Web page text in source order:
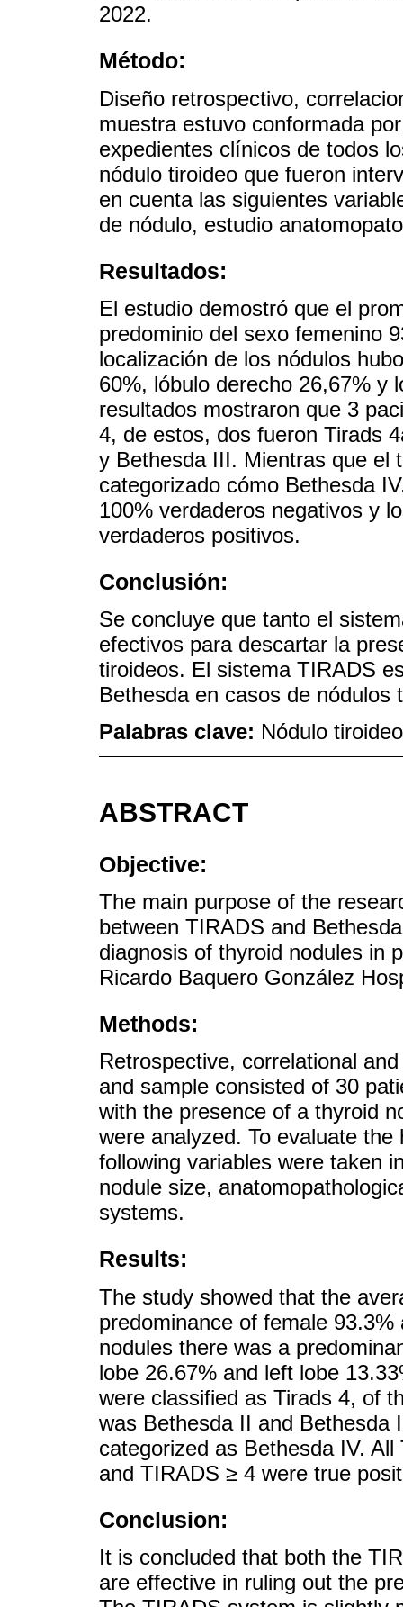
2022.
Método:
Diseño retrospectivo,
muestra estuvo conformada
expedientes clínicos de todos
nódulo tiroideo que fueron
en cuenta las siguientes
de nódulo, estudio
Resultados:
El estudio demostró que el
predominio del sexo femenino
localización de los nódulos
60%, lóbulo derecho 26,67% y
resultados mostraron que 3
4, de estos, dos fueron Tirads
y Bethesda III. Mientras que el
categorizado cómo Bethesda
100% verdaderos negativos y
verdaderos positivos.
Conclusión:
Se concluye que tanto el
efectivos para descartar la
tiroideos. El sistema TIRADS
Bethesda en casos de nódulos
Palabras clave: Nódulo
ABSTRACT
Objective:
The main purpose of the
between TIRADS and
diagnosis of thyroid nodules in
Ricardo Baquero González
Methods:
Retrospective, correlational
and sample consisted of 30
with the presence of a thyroid
were analyzed. To evaluate
following variables were taken
nodule size,
systems.
Results:
The study showed that the
predominance of female
nodules there was a
lobe 26.67% and left lobe
were classified as Tirads 4, of
was Bethesda II and Bethesda
categorized as Bethesda IV.
and TIRADS ≥ 4 were true
Conclusion:
It is concluded that both the
are effective in ruling out the